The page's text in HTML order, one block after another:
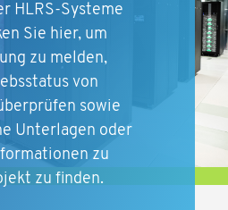
HLRS-Systeme
Sie hier, um
zu melden,
von
sowie
Unterlagen oder
zu
zu finden.